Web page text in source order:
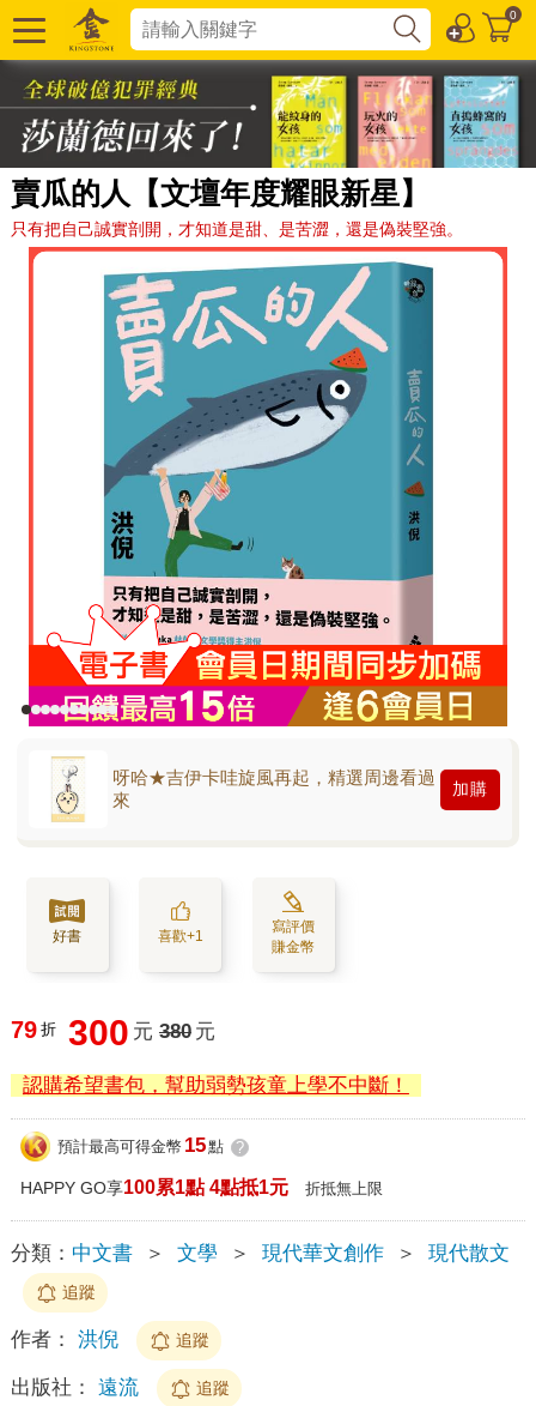
0
賣瓜的人【文壇年度耀眼新星】
只有把自己誠實剖開，才知道是甜、是苦澀，還是偽裝堅強。
呀哈★吉伊卡哇旋風再起，精選周邊看過
來
加購
好書 喜歡+1
寫評價
賺金幣
79 折 300 元 380 元
認購希望書包，幫助弱勢孩童上學不中斷！
預計最高可得金幣 15點 ?
HAPPY GO享100累1點 4點抵1元 折抵無上限
分類： 中文書 ＞ 文學 ＞ 現代華文創作 ＞ 現代散文
追蹤
作者： 洪倪 追蹤
出版社： 遠流 追蹤